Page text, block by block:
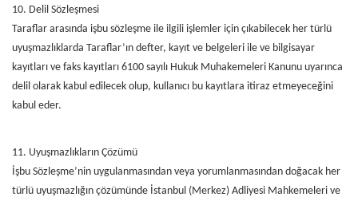
10. Delil Sözleşmesi
Taraflar arasında işbu sözleşme ile ilgili işlemler için çıkabilecek her türlü
uyuşmazlıklarda Taraflar’ın defter, kayıt ve belgeleri ile ve bilgisayar
kayıtları ve faks kayıtları 6100 sayılı Hukuk Muhakemeleri Kanunu uyarınca
delil olarak kabul edilecek olup, kullanıcı bu kayıtlara itiraz etmeyeceğini
kabul eder.
11. Uyuşmazlıkların Çözümü
İşbu Sözleşme’nin uygulanmasından veya yorumlanmasından doğacak her
türlü uyuşmazlığın çözümünde İstanbul (Merkez) Adliyesi Mahkemeleri ve